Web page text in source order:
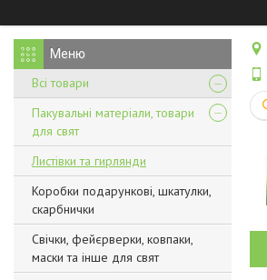
Всі товари
Пакувальні матеріали, товари
для свят
Листівки та гирлянди
Коробки подарункові, шкатулки,
скарбнички
Свічки, фейєрверки, ковпаки,
маски та інше для свят